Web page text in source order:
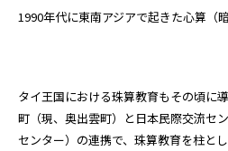
1990年代に東南アジアで起きた心算（
タイ王国における珠算教育もその頃に
町（現、奥出雲町）と日本民際交流セ
センター）の連携で、珠算教育を柱と